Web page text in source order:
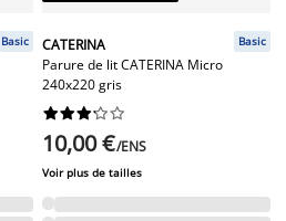
Basic
CATERINA
Parure de lit CATERINA Micro
240x220 gris
Basic






10,00 €/ENS
Voir plus de tailles